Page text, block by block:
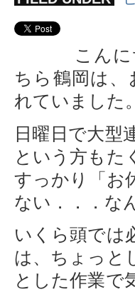
こん
ちら鶴岡は
れていました。
日曜日で大型
という方もた
すっかり「お
ない．．．な
いくら頭では
は、ちょっと
とした作業で